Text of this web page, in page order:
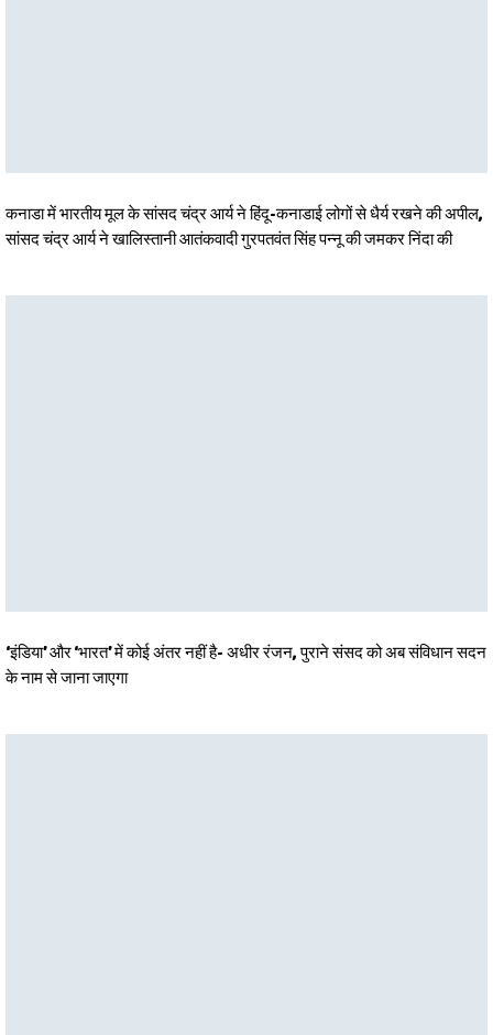
कनाडा में भारतीय मूल के सांसद चंद्र आर्य ने हिंदू-कनाडाई लोगों से धैर्य रखने की अपील,
सांसद चंद्र आर्य ने खालिस्तानी आतंकवादी गुरपतवंत सिंह पन्नू की जमकर निंदा की
‘इंडिया’ और ‘भारत’ में कोई अंतर नहीं है- अधीर रंजन, पुराने संसद को अब संविधान सदन
के नाम से जाना जाएगा